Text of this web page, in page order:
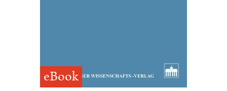
eBook